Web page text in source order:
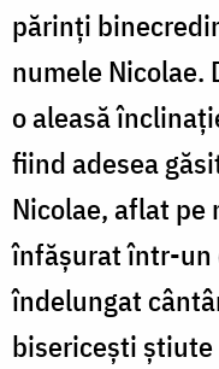
părinți
numele Nicolae.
o aleasă
fiind adesea
Nicolae, aflat pe
înfășurat într-un
îndelungat
bisericești știute